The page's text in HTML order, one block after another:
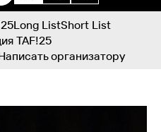
Long ListShort List
TAF!25
организатору